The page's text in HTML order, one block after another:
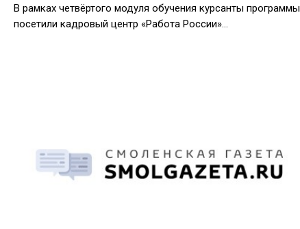
В рамках четвёртого модуля обучения курсанты программы
посетили кадровый центр «Работа России»...